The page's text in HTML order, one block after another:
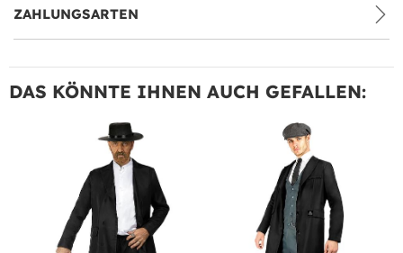
ZAHLUNGSARTEN
DAS KÖNNTE IHNEN AUCH GEFALLEN: